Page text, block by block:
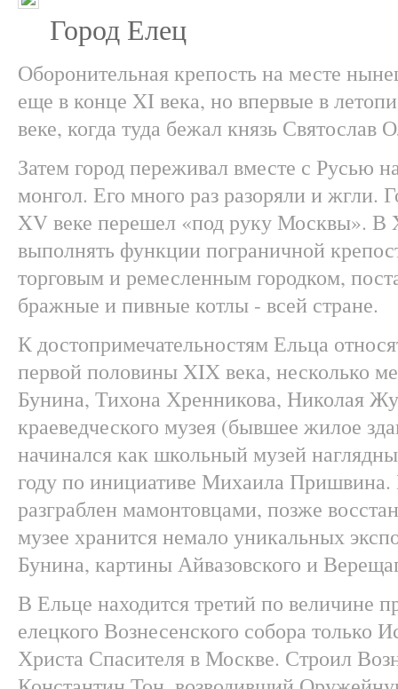
Город Елец
Оборонительная крепость на месте
еще в конце XI века, но впервые в
веке, когда туда бежал князь Святослав
Затем город переживал вместе с Русью
монгол. Его много раз разоряли и жгли.
XV веке перешел «под руку Москвы». В
выполнять функции пограничной
торговым и ремесленным городком,
бражные и пивные котлы - всей стране.
К достопримечательностям Ельца
первой половины XIX века, несколько
Бунина, Тихона Хренникова, Николая
краеведческого музея (бывшее жилое
начинался как школьный музей
году по инициативе Михаила
разграблен мамонтовцами, позже
музее хранится немало уникальных
Бунина, картины Айвазовского и
В Ельце находится третий по величине
елецкого Вознесенского собора только
Христа Спасителя в Москве. Строил